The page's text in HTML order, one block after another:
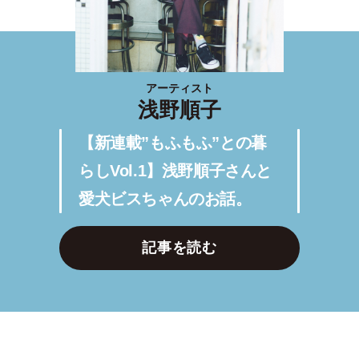
アーティスト
浅野順子
【新連載”もふもふ”との暮
らしVol.1】浅野順子さんと
愛犬ビスちゃんのお話。
記事を読む